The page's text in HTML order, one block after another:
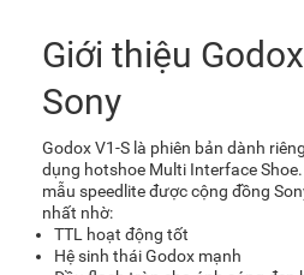
Giới thiệu
Sony
Godox V1-S là phiên bản dành
dụng hotshoe Multi Interface
mẫu speedlite được cộng đồng
nhất nhờ:
TTL hoạt động tốt
Hệ sinh thái Godox mạnh